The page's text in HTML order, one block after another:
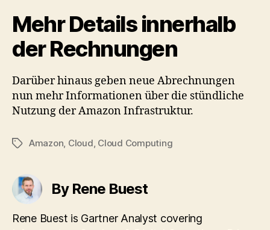
Mehr Details innerhalb
der Rechnungen
Darüber hinaus geben neue Abrechnungen
nun mehr Informationen über die stündliche
Nutzung der Amazon Infrastruktur.
TagsAmazon Cloud Cloud Computing
By Rene Buest
Rene Buest is Gartner Analyst covering